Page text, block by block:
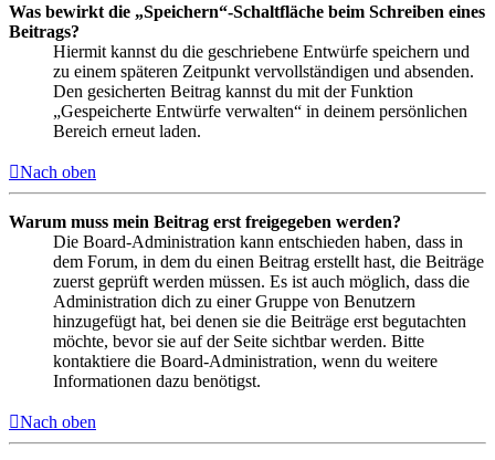
Was bewirkt die „Speichern“-Schaltfläche beim Schreiben eines
Beitrags?
Hiermit kannst du die geschriebene Entwürfe speichern und
zu einem späteren Zeitpunkt vervollständigen und absenden.
Den gesicherten Beitrag kannst du mit der Funktion
„Gespeicherte Entwürfe verwalten“ in deinem persönlichen
Bereich erneut laden.
Nach oben
Warum muss mein Beitrag erst freigegeben werden?
Die Board-Administration kann entschieden haben, dass in
dem Forum, in dem du einen Beitrag erstellt hast, die Beiträge
zuerst geprüft werden müssen. Es ist auch möglich, dass die
Administration dich zu einer Gruppe von Benutzern
hinzugefügt hat, bei denen sie die Beiträge erst begutachten
möchte, bevor sie auf der Seite sichtbar werden. Bitte
kontaktiere die Board-Administration, wenn du weitere
Informationen dazu benötigst.
Nach oben